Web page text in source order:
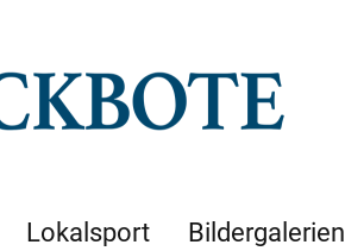
Lokalsport Bildergalerien